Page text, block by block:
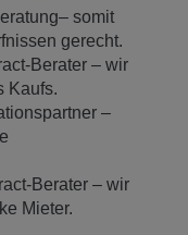
somit
gerecht.
Berater – wir
Kaufs.
–
Berater – wir
Mieter.